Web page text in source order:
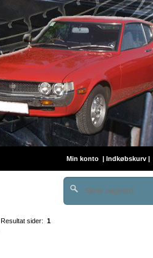
Min konto | Indkøbskurv |
Resultat sider: 1